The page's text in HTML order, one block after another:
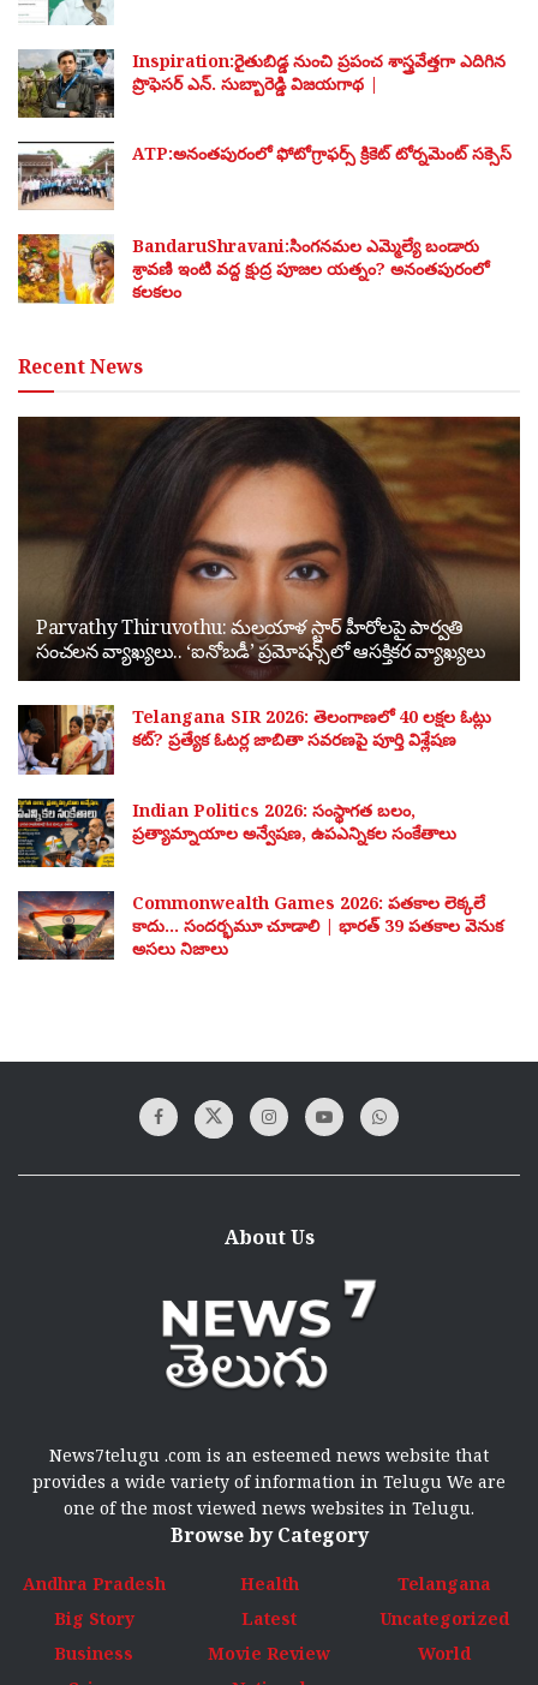
Inspiration:రైతుబిడ్డ నుంచి ప్రపంచ శాస్త్రవేత్తగా ఎదిగిన
ప్రొఫెసర్ ఎన్. సుబ్బారెడ్డి విజయగాథ |
ATP:అనంతపురంలో ఫోటోగ్రాఫర్స్ క్రికెట్ టోర్నమెంట్ సక్సెస్
BandaruShravani:సింగనమల ఎమ్మెల్యే బండారు
శ్రావణి ఇంటి వద్ద క్షుద్ర పూజల యత్నం? అనంతపురంలో
కలకలం
Recent News
Parvathy Thiruvothu: మలయాళ స్టార్ హీరోలపై పార్వతి
సంచలన వ్యాఖ్యలు.. ‘ఐనోబడీ’ ప్రమోషన్స్‌లో ఆసక్తికర వ్యాఖ్యలు
Telangana SIR 2026: తెలంగాణలో 40 లక్షల ఓట్లు
కట్? ప్రత్యేక ఓటర్ల జాబితా సవరణపై పూర్తి విశ్లేషణ
Indian Politics 2026: సంస్థాగత బలం,
ప్రత్యామ్నాయాల అన్వేషణ, ఉపఎన్నికల సంకేతాలు
Commonwealth Games 2026: పతకాల లెక్కలే
కాదు… సందర్భమూ చూడాలి | భారత్ 39 పతకాల వెనుక
అసలు నిజాలు
About Us
News7telugu .com is an esteemed news website that
provides a wide variety of information in Telugu We are
one of the most viewed news websites in Telugu.
Browse by Category
Andhra Pradesh
Big Story
Business
Health
Latest
Movie Review
Telangana
Uncategorized
World